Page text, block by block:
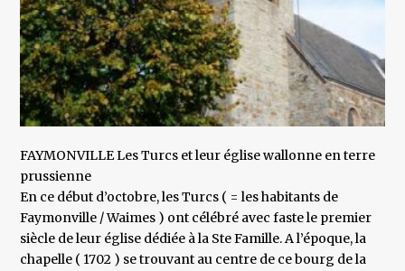
FAYMONVILLE Les Turcs et leur église wallonne en terre
prussienne
En ce début d’octobre, les Turcs ( = les habitants de
Faymonville / Waimes ) ont célébré avec faste le premier
siècle de leur église dédiée à la Ste Famille. A l’époque, la
chapelle ( 1702 ) se trouvant au centre de ce bourg de la